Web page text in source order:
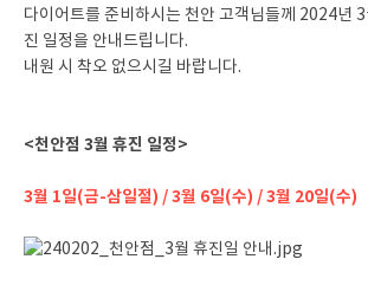
다이어트를 준비하시는 천안 고객님들께 2024년
진 일정을 안내드립니다.
내원 시 착오 없으시길 바랍니다.
<천안점 3월 휴진 일정>
3월 1일(금-삼일절) / 3월 6일(수) / 3월 20일(수)